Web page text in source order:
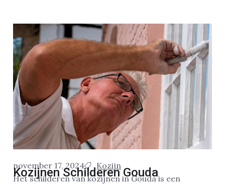
november 17, 2024 Kozijn
Kozijnen Schilderen Gouda
Het schilderen van kozijnen in Gouda is een